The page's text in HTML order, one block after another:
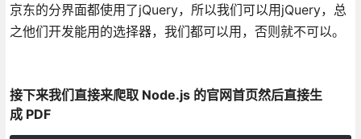
京东的分界面都使用了jQuery，所以我们可以用jQuery，总
之他们开发能用的选择器，我们都可以用，否则就不可以。
接下来我们直接来爬取 Node.js 的官网首页然后直接生
成 PDF